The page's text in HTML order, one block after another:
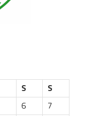
S
S
6
7